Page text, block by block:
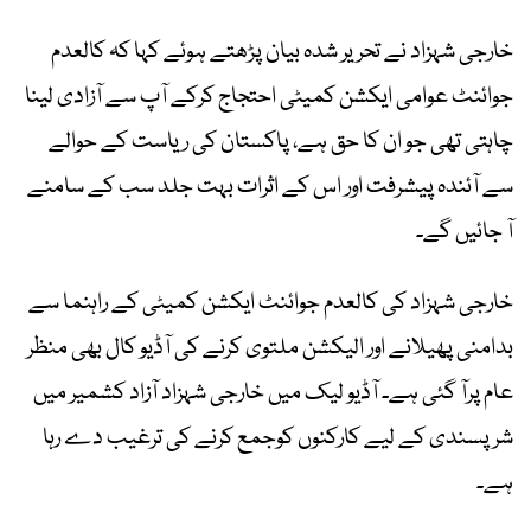
خارجی شہزاد نے تحریر شدہ بیان پڑھتے ہوئے کہا کہ کالعدم
جوائنٹ عوامی ایکشن کمیٹی احتجاج کرکے آپ سے آزادی لینا
چاہتی تھی جو ان کا حق ہے، پاکستان کی ریاست کے حوالے
سے آئندہ پیشرفت اور اس کے اثرات بہت جلد سب کے سامنے
آ جائیں گے۔
خارجی شہزاد کی کالعدم جوائنٹ ایکشن کمیٹی کے راہنما سے
بدامنی پھیلانے اور الیکشن ملتوی کرنے کی آڈیو کال بھی منظر
عام پرآ گئی ہے۔ آڈیو لیک میں خارجی شہزاد آزاد کشمیر میں
شرپسندی کے لیے کارکنوں کوجمع کرنے کی ترغیب دے رہا
ہے۔